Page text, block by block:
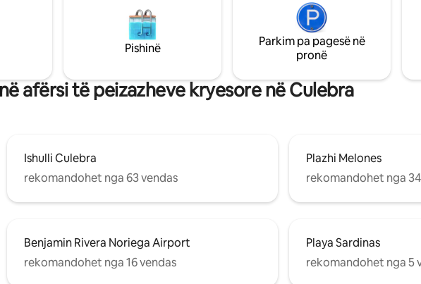
Ferry dock
dhe 7
famshëm
mund ta
Pishinë
Parkim pa pagesë në
pronë
afërsi të peizazheve kryesore në Culebra
Ishulli Culebra
rekomandohet nga 63 vendas
Plazhi Melones
rekomandohet nga
Benjamin Rivera Noriega Airport
rekomandohet nga 16 vendas
Playa Sardinas
rekomandohet nga 5